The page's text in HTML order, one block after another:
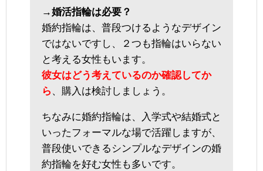
→婚活指輪は必要？
婚約指輪は、普段つけるようなデザイン
ではないですし、２つも指輪はいらない
と考える女性もいます。
彼女はどう考えているのか確認してか
ら 、購入は検討しましょう。
ちなみに婚約指輪は、入学式や結婚式と
いったフォーマルな場で活躍しますが、
普段使いできるシンプルなデザインの婚
約指輪を好む女性も多いです。